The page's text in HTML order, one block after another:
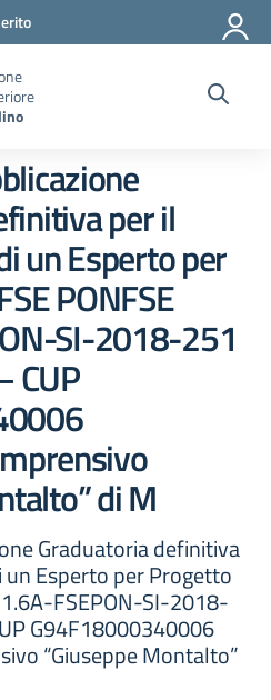
per il
un Esperto per
PONFSE
SI-2018-251
CUP
di M
Graduatoria definitiva
Esperto per Progetto
FSEPON-SI-2018-
G94F18000340006
“Giuseppe Montalto”